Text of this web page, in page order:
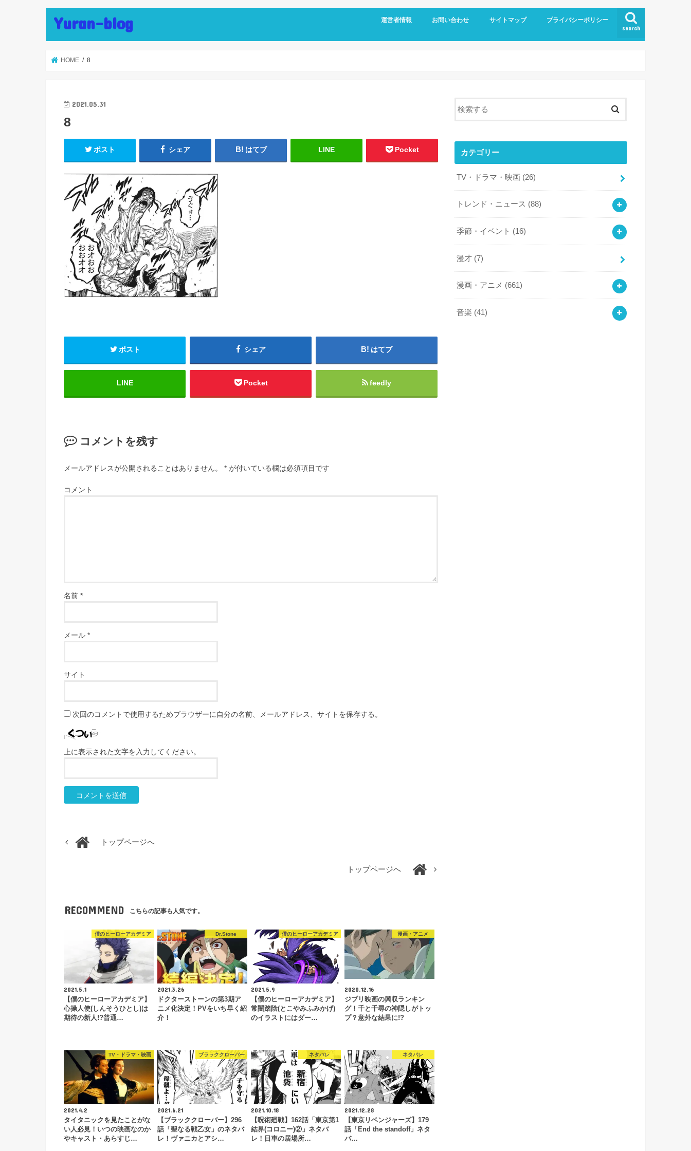
Yuran-blog search
運営者情報 お問い合わせ サイトマップ プライバシーポリシー
HOME 8
2021.05.31
8
ポスト シェア はてブ LINE Pocket
ポスト シェア はてブ
LINE Pocket feedly
コメントを残す
メールアドレスが公開されることはありません。 * が付いている欄は必須項目です
コメント
名前 *
メール *
サイト
次回のコメントで使用するためブラウザーに自分の名前、メールアドレス、サイトを保存する。
上に表示された文字を入力してください。
トップページへ
トップページへ
RECOMMEND こちらの記事も人気です。
僕のヒーローアカデミア
2021.5.1
【僕のヒーローアカデミア】
心操人使(しんそうひとし)は
期待の新人!?普通…
Dr.Stone
2021.3.26
ドクターストーンの第3期ア
ニメ化決定！PVをいち早く紹
介！
僕のヒーローアカデミア
2021.5.9
【僕のヒーローアカデミア】
常闇踏陰(とこやみふみかげ)
のイラストにはダー…
漫画・アニメ
2020.12.16
ジブリ映画の興収ランキン
グ！千と千尋の神隠しがトッ
プ？意外な結果に!?
TV・ドラマ・映画
2021.4.2
タイタニックを見たことがな
い人必見！いつの映画なのか
やキャスト・あらすじ…
ブラッククローバー
2021.6.21
【ブラッククローバー】296
話「聖なる戦乙女」のネタバ
レ！ヴァニカとアシ…
ネタバレ
2021.10.18
【呪術廻戦】162話「東京第1
結界(コロニー)②」ネタバ
レ！日車の居場所…
ネタバレ
2021.12.28
【東京リベンジャーズ】179
話「End the standoff」ネタ
バ…
カテゴリー
TV・ドラマ・映画 (26)
トレンド・ニュース (88)
季節・イベント (16)
漫才 (7)
漫画・アニメ (661)
音楽 (41)